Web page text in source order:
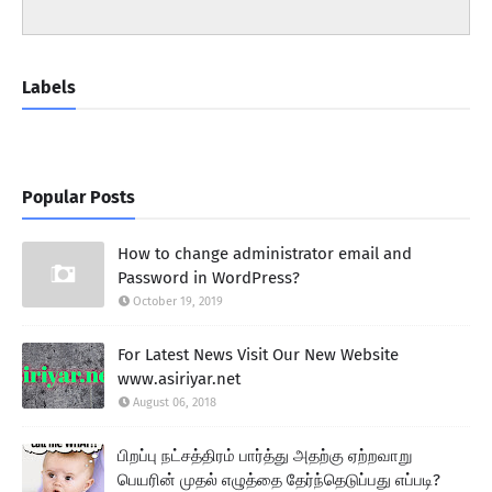
Labels
Popular Posts
How to change administrator email and
Password in WordPress?
October 19, 2019
For Latest News Visit Our New Website
www.asiriyar.net
August 06, 2018
பிறப்பு நட்சத்திரம் பார்த்து அதற்கு ஏற்றவாறு
பெயரின் முதல் எழுத்தை தேர்ந்தெடுப்பது எப்படி?